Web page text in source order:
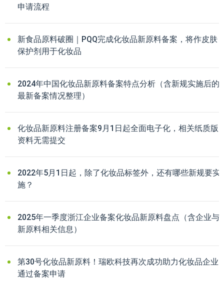
申请流程
新食品原料破圈｜PQQ完成化妆品新原料备案，将作皮肤
保护剂用于化妆品
2024年中国化妆品新原料备案特点分析（含新规实施后的
最新备案情况整理）
化妆品新原料注册备案9月1日起全面电子化，相关纸质版
资料无需提交
2022年5月1日起，除了化妆品标签外，还有哪些新规要实
施？
2025年一季度浙江企业备案化妆品新原料盘点（含企业与
新原料相关信息）
第30号化妆品新原料！瑞欧科技再次成功助力化妆品企业
通过备案申请